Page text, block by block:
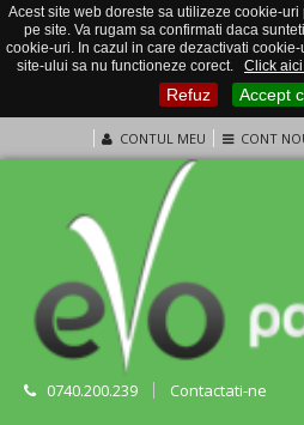
Acest site web doreste sa utilizeze cookie-
pe site. Va rugam sa confirmati daca
cookie-uri. In cazul in care dezactivati
site-ului sa nu functioneze corect.
Click
Refuz Accept
CONTUL MEU CONT
0740.200.239 Contactati-ne